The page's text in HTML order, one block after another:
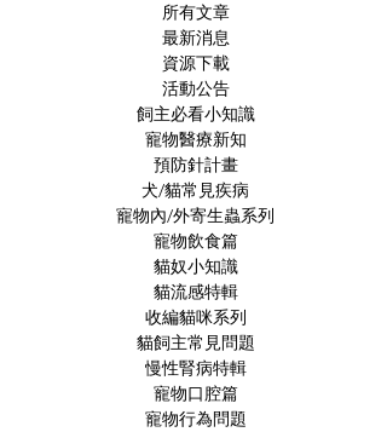
經科學驗證的寵物療癒
力：守護長者的身心健康
與認知功能
所有文章
最新消息
資源下載
活動公告
飼主必看小知識
寵物醫療新知
預防針計畫
犬/貓常見疾病
寵物內/外寄生蟲系列
寵物飲食篇
貓奴小知識
貓流感特輯
收編貓咪系列
貓飼主常見問題
慢性腎病特輯
寵物口腔篇
寵物行為問題